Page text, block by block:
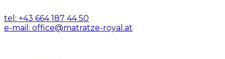
to
content
tel: +43 664 187 44 50
e-mail: office@matratze-royal.at